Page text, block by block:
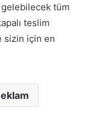
gelebilecek tüm
teslim
sizin için en